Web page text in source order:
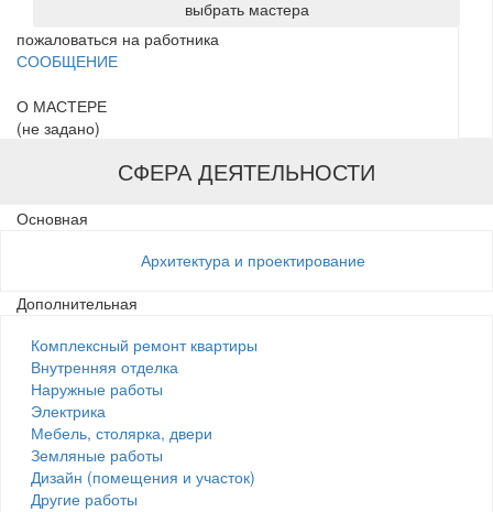
выбрать мастера
пожаловаться на работника
СООБЩЕНИЕ
О МАСТЕРЕ
(не задано)
СФЕРА ДЕЯТЕЛЬНОСТИ
Основная
Архитектура и проектирование
Дополнительная
Комплексный ремонт квартиры
Внутренняя отделка
Наружные работы
Электрика
Мебель, столярка, двери
Земляные работы
Дизайн (помещения и участок)
Другие работы